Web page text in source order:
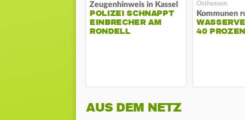
Zeugenhinweis in Kassel
POLIZEI SCHNAPPT
EINBRECHER AM
RONDELL
40
AUS DEM NETZ